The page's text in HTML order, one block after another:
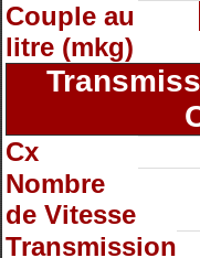
Couple au
litre (mkg)
Cx
Nombre
de Vitesse
Transmission